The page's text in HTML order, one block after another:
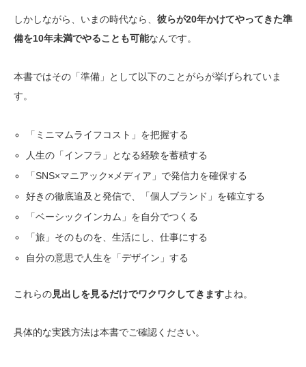
しかしながら、いまの時代なら、 彼らが20年かけてやってきた準
備を10年未満でやることも可能なんです。
本書ではその「準備」として以下のことがらが挙げられていま
す。
「ミニマムライフコスト」を把握する
人生の「インフラ」となる経験を蓄積する
「SNS×マニアック×メディア」で発信力を確保する
好きの徹底追及と発信で、「個人ブランド」を確立する
「ベーシックインカム」を自分でつくる
「旅」そのものを、生活にし、仕事にする
自分の意思で人生を「デザイン」する
これらの見出しを見るだけでワクワクしてきますよね。
具体的な実践方法は本書でご確認ください。